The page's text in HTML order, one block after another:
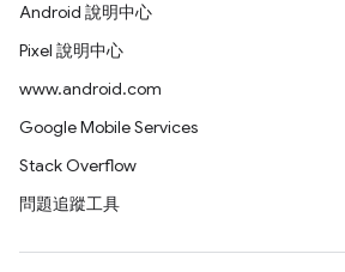
Android 說明中心
Pixel 說明中心
www.android.com
Google Mobile Services
Stack Overflow
問題追蹤工具